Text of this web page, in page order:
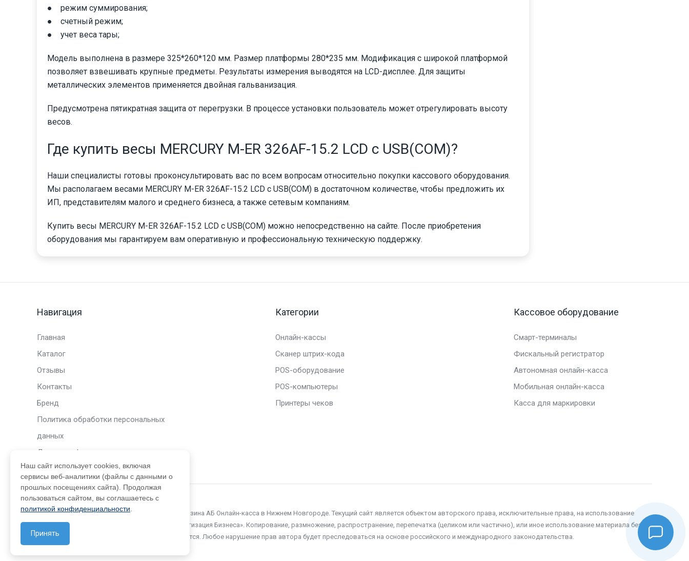
● режим суммирования;
● счетный режим;
● учет веса тары;
Модель выполнена в размере 325*260*120 мм. Размер платформы 280*235 мм. Модификация с широкой платформой
позволяет взвешивать крупные предметы. Результаты измерения выводятся на LCD-дисплее. Для защиты
металлических элементов применяется двойная гальванизация.
Предусмотрена пятикратная защита от перегрузки. В процессе установки пользователь может отрегулировать высоту
весов.
Где купить весы MERCURY M-ER 326AF-15.2 LCD с USB(COM)?
Наши специалисты готовы проконсультировать вас по всем вопросам относительно покупки кассового оборудования.
Мы располагаем весами MERCURY M-ER 326AF-15.2 LCD с USB(COM) в достаточном количестве, чтобы предложить их
ИП, представителям малого и среднего бизнеса, а также сетевым компаниям.
Купить весы MERCURY M-ER 326AF-15.2 LCD с USB(COM) можно непосредственно на сайте. После приобретения
оборудования мы гарантируем вам оперативную и профессиональную техническую поддержку.
Навигация
Главная
Каталог
Отзывы
Контакты
Бренд
Политика обработки персональных
данных
Договор оферты
Категории
Онлайн-кассы
Сканер штрих-кода
POS-оборудование
POS-компьютеры
Принтеры чеков
Кассовое оборудование
Смарт-терминалы
Фискальный регистратор
Автономная онлайн-касса
Мобильная онлайн-касса
Касса для маркировки
© 2015 – 2026. Официальный сайт интернет-магазина АБ Онлайн-касса в Нижнем Новгороде. Текущий сайт является объектом авторского права, исключительные права, на использование
которого принадлежат компании ООО «Автоматизация Бизнеса». Копирование, размножение, распространение, перепечатка (целиком или частично), или иное использование материала без
письменного разрешения компании не допускается. Любое нарушение прав автора будет преследоваться на основе российского и международного законодательства.
Наш сайт использует cookies, включая
сервисы веб-аналитики (файлы с данными о
прошлых посещениях сайта). Продолжая
пользоваться сайтом, вы соглашаетесь с
политикой конфиденциальности
Принять